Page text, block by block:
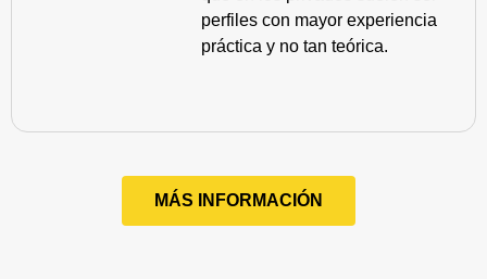
perfiles con mayor experiencia
práctica y no tan teórica.
MÁS INFORMACIÓN